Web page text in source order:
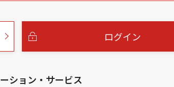
ログイン
ション・サービス